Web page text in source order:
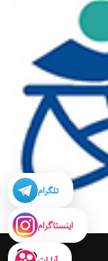
تلگرام
اینستاگرام